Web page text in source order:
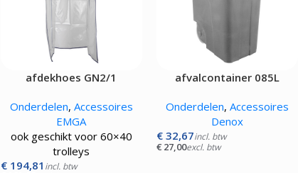
afdekhoes GN2/1
Onderdelen, Accessoires
EMGA
ook geschikt voor 60×40
trolleys
€194,81 incl. btw
afvalcontainer 085L
Onderdelen, Accessoires
Denox
€32,67incl. btw
€27,00excl. btw